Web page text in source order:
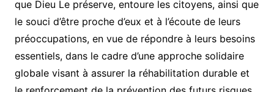
que Dieu Le préserve, entoure les citoyens, ainsi que
le souci d’être proche d’eux et à l’écoute de leurs
préoccupations, en vue de répondre à leurs besoins
essentiels, dans le cadre d’une approche solidaire
globale visant à assurer la réhabilitation durable et